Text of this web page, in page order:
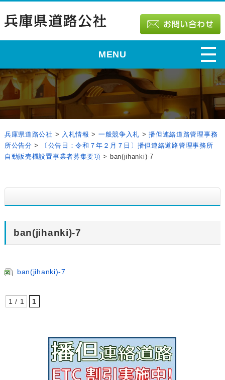
MENU
兵庫県道路公社 > 入札情報 > 一般競争入札 >播但連絡道路管理事務
所公告分 >
〔公告日：令和７年２月７日〕播但連絡道路管理事務所
自動販売機設置事業者募集要項 > ban(jihanki)-7
ban(jihanki)-7
ban(jihanki)-7
1 / 1 1